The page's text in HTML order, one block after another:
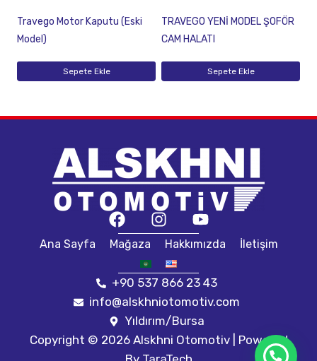
Travego Motor Kaputu (Eski
Model)
Sepete Ekle
TRAVEGO YENİ MODEL ŞOFÖR
CAM HALATI
Sepete Ekle
Ana Sayfa Mağaza Hakkımızda İletişim
+90 537 866 23 43
info@alskhniotomotiv.com
Yıldırım/Bursa
Copyright © 2026 Alskhni Otomotiv | Powered